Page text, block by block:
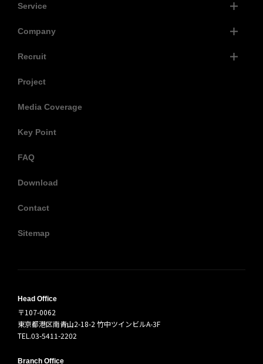
Service
Company
Recruit
Project
Media Coverage
Key Point
FAQ
Download
Contact
Sitemap
Head Office
〒107-0062
東京都港区南青山2-18-2 竹中ツインビルA-3F
TEL.03-5411-2202
Branch Office